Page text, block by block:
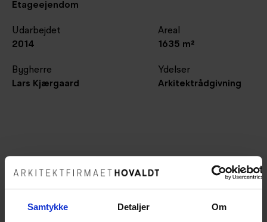
Samtykke Detaljer Om
Etageejendom
Udarbejdet
2014
Areal
1635 m²
Bygherre
Lars Kjærgaard
Ydelser
Arkitektrådgivning